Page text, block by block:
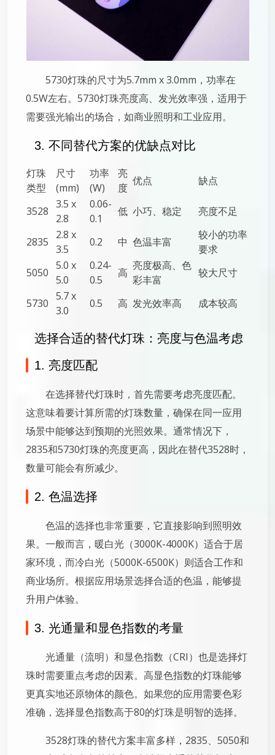
5730灯珠的尺寸为5.7mm x 3.0mm，功率在
0.5W左右。5730灯珠亮度高、发光效率强，适用于
需要强光输出的场合，如商业照明和工业应用。
3. 不同替代方案的优缺点对比
灯珠
类型
尺寸
(mm)
功率
(W)
亮
度
优点 缺点
3528
3.5 x
2.8
0.06-
0.1
低 小巧、稳定 亮度不足
2835
2.8 x
3.5
0.2 中 色温丰富
较小的功率
要求
5050
5.0 x
5.0
0.24-
0.5
高
亮度极高、色
彩丰富
较大尺寸
5730
5.7 x
3.0
0.5 高 发光效率高 成本较高
选择合适的替代灯珠：亮度与色温考虑
1. 亮度匹配
在选择替代灯珠时，首先需要考虑亮度匹配。
这意味着要计算所需的灯珠数量，确保在同一应用
场景中能够达到预期的光照效果。通常情况下，
2835和5730灯珠的亮度更高，因此在替代3528时，
数量可能会有所减少。
2. 色温选择
色温的选择也非常重要，它直接影响到照明效
果。一般而言，暖白光（3000K-4000K）适合于居
家环境，而冷白光（5000K-6500K）则适合工作和
商业场所。根据应用场景选择合适的色温，能够提
升用户体验。
3. 光通量和显色指数的考量
光通量（流明）和显色指数（CRI）也是选择灯
珠时需要重点考虑的因素。高显色指数的灯珠能够
更真实地还原物体的颜色。如果您的应用需要色彩
准确，选择显色指数高于80的灯珠是明智的选择。
3528灯珠的替代方案丰富多样，2835、5050和